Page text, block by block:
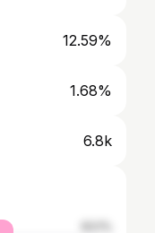
12.59%
1.68%
6.8k